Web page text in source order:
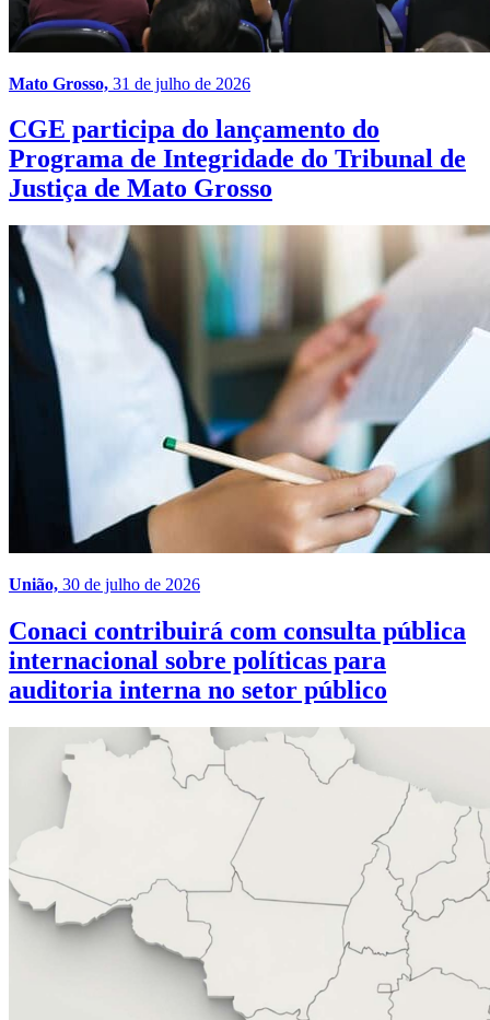
Mato Grosso, 31 de julho de 2026
CGE participa do lançamento do
Programa de Integridade do Tribunal de
Justiça de Mato Grosso
União, 30 de julho de 2026
Conaci contribuirá com consulta pública
internacional sobre políticas para
auditoria interna no setor público